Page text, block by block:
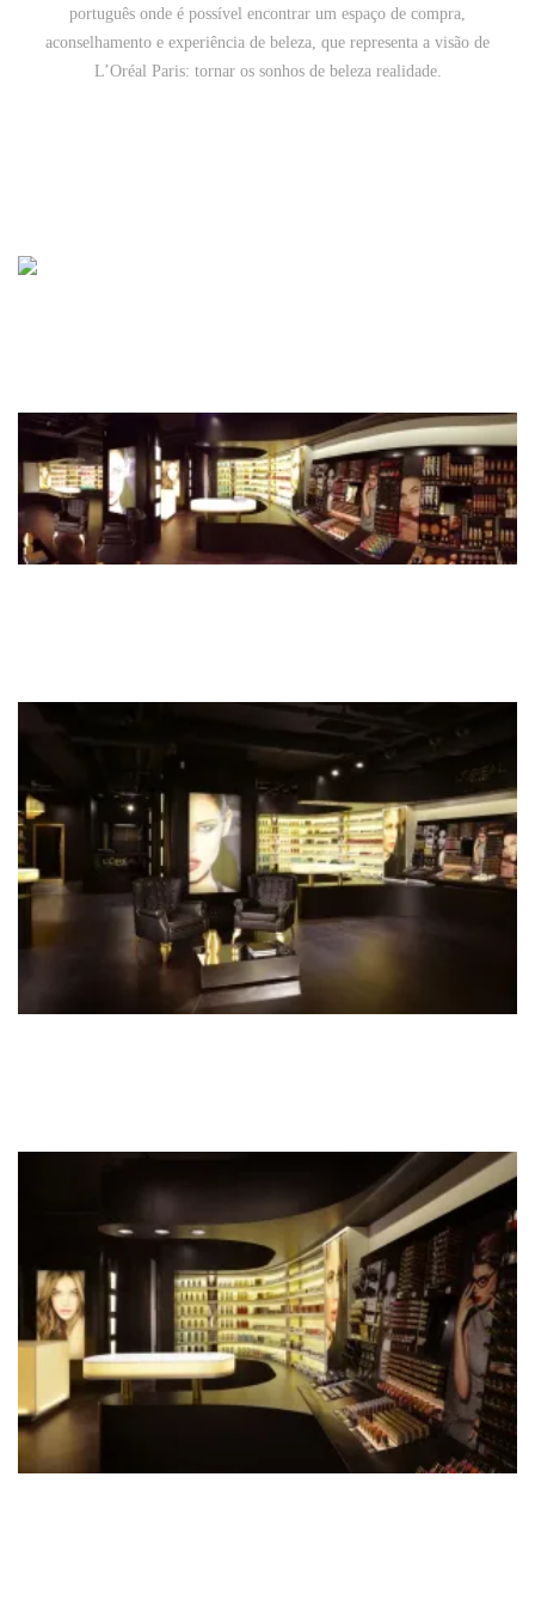
português onde é possível encontrar um espaço de compra,
aconselhamento e experiência de beleza, que representa a visão de
L’Oréal Paris: tornar os sonhos de beleza realidade.